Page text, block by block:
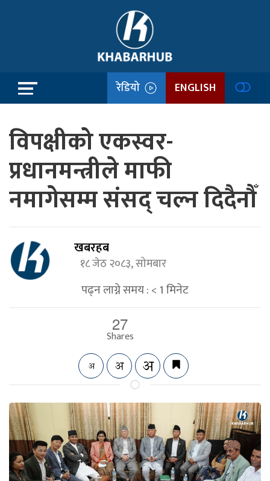
रेडियो ENGLISH
विपक्षीको एकस्वर-
प्रधानमन्त्रीले माफी
नमागेसम्म संसद् चल्न दिदैनौँ
खबरहब
१८ जेठ २०८३, सोमबार
पढ्न लाग्ने समय :< 1मिनेट
27
Shares